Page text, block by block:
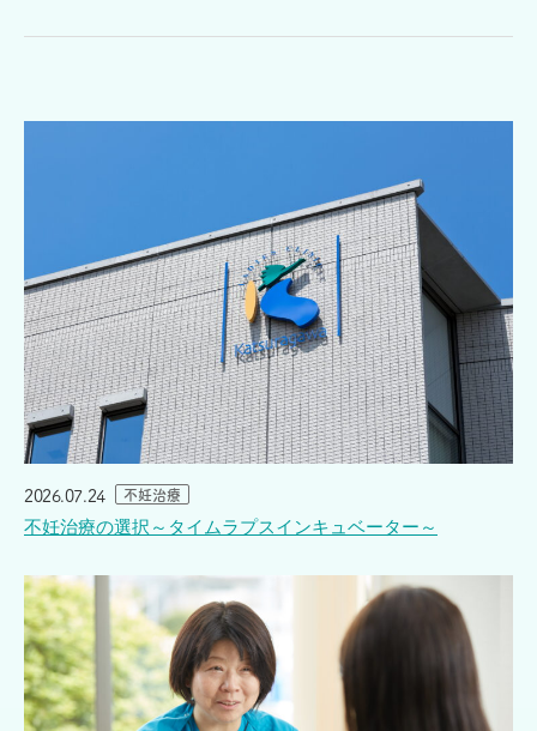
2026.07.24
不妊治療
不妊治療の選択～タイムラプスインキュベーター～